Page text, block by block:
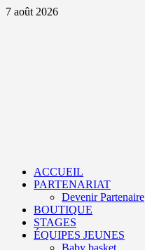
Aller
7 août 2026
ACCUEIL
PARTENARIAT
Devenir Partenaire
BOUTIQUE
STAGES
ÉQUIPES JEUNES
Baby basket